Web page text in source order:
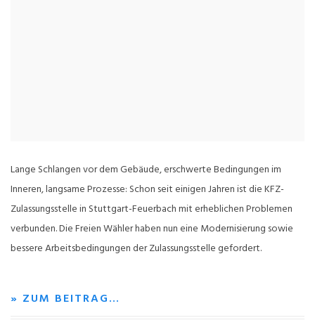
Lange Schlangen vor dem Gebäude, erschwerte Bedingungen im
Inneren, langsame Prozesse: Schon seit einigen Jahren ist die KFZ-
Zulassungsstelle in Stuttgart-Feuerbach mit erheblichen Problemen
verbunden. Die Freien Wähler haben nun eine Modernisierung sowie
bessere Arbeitsbedingungen der Zulassungsstelle gefordert.
» ZUM BEITRAG…